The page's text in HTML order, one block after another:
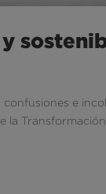
e
la